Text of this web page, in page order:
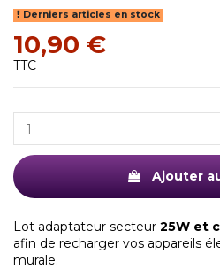
Derniers articles en stock
10,90 €
TTC
Ajouter
Lot adaptateur secteur 25W et
afin de recharger vos appareils
murale.